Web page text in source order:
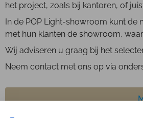
het project, zoals bij kantoren, of
In de POP Light-showroom kunt de
met hun klanten de showroom,
Wij adviseren u graag bij het
Neem contact met ons op via